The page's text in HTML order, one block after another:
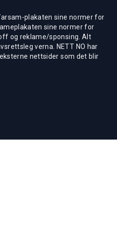
plakaten sine normer for
sine normer for
og reklame/sponsing. Alt
verna. NETT NO har
nettsider som det blir